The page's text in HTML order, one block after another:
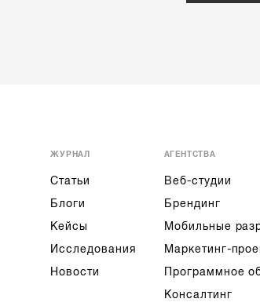
ЖУРНАЛ
Статьи
Блоги
Кейсы
Исследования
Новости
АГЕНТСТВА
Веб-студии
Брендинг
Мобильные
Маркетинг-
Программное
Консалтинг